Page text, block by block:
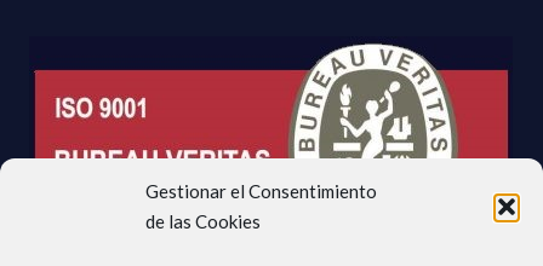
Gestionar el Consentimiento
de las Cookies